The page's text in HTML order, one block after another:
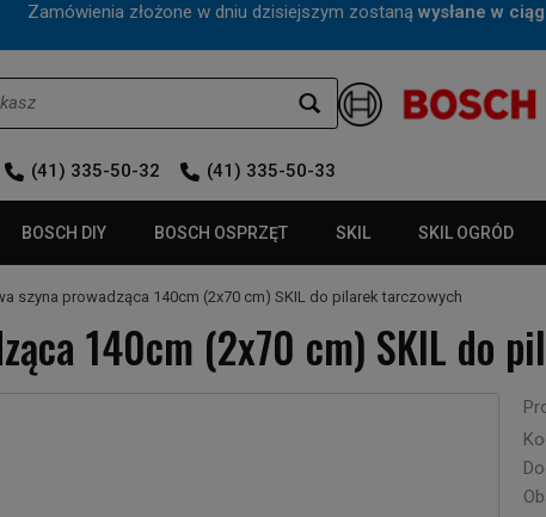
złożone w dniu dzisiejszym zostaną wysłane w
(41) 335-50-32 (41) 335-50-33
BOSCH DIY BOSCH OSPRZĘT SKIL SKIL OGRÓD
szyna prowadząca 140cm (2x70 cm) SKIL do pilarek tarczowych
140cm (2x70 cm) SKIL do